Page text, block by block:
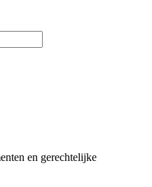
en gerechtelijke